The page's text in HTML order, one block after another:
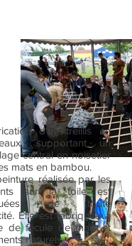
d'un treillis en
supportant un
central en noisetier
mats en bambou.
réalisée par les
sur la toile est
de toute
Elle est fabriquée à
de fécule de maïs et
naturels.